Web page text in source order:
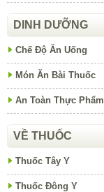
DINH DƯỠNG
Chế Độ Ăn Uống
Món Ăn Bài Thuốc
An Toàn Thực Phẩm
VỀ THUỐC
Thuốc Tây Y
Thuốc Đông Y